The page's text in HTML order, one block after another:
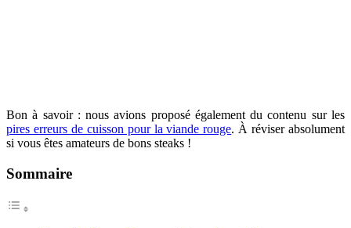
Bon à savoir : nous avions proposé également du contenu sur les
pires erreurs de cuisson pour la viande rouge. À réviser absolument
si vous êtes amateurs de bons steaks !
Sommaire